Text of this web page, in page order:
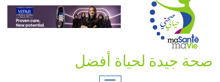
صحة جيدة لحياة أفضل